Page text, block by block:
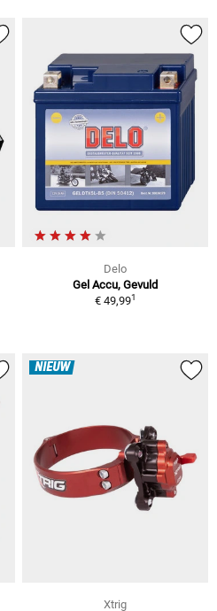
Delo
Gel Accu, Gevuld
€ 49,991
NIEUW
Xtrig